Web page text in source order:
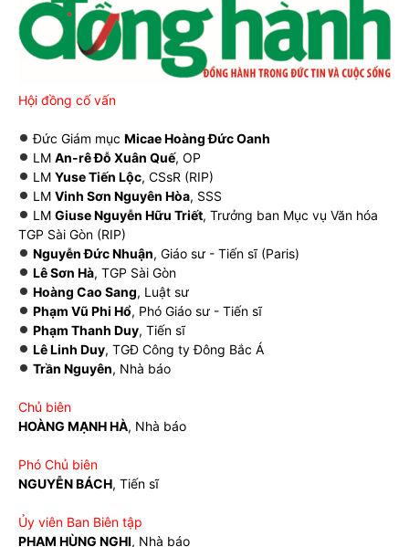
Hội đồng cố vấn
Đức Giám mục Micae Hoàng Đức Oanh
LM An-rê Đỗ Xuân Quế, OP
LM Yuse Tiến Lộc, CSsR (RIP)
LM Vinh Sơn Nguyên Hòa, SSS
LM Giuse Nguyễn Hữu Triết, Trưởng ban Mục vụ Văn hóa
TGP Sài Gòn (RIP)
Nguyễn Đức Nhuận, Giáo sư - Tiến sĩ (Paris)
Lê Sơn Hà, TGP Sài Gòn
Hoàng Cao Sang, Luật sư
Phạm Vũ Phi Hổ, Phó Giáo sư - Tiến sĩ
Phạm Thanh Duy, Tiến sĩ
Lê Linh Duy, TGĐ Công ty Đông Bắc Á
Trần Nguyên, Nhà báo
Chủ biên
HOÀNG MẠNH HÀ, Nhà báo
Phó Chủ biên
NGUYỄN BÁCH, Tiến sĩ
Ủy viên Ban Biên tập
PHẠM HÙNG NGHỊ, Nhà báo